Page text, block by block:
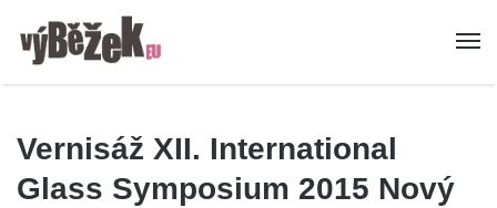
Vernisáž XII. International
Glass Symposium 2015 Nový